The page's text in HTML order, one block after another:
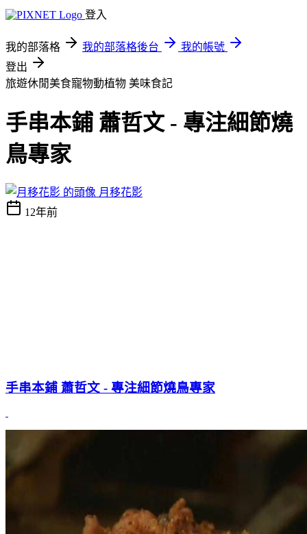
登入
我的部落格 我的部落格後台
我的帳號
登出
旅遊休閒美食寵物動植物 美味食記
手串本鋪 蕭哲文 - 專注細節燒
鳥專家
月移花影
12年前
手串本鋪 蕭哲文 - 專注細節燒鳥專家